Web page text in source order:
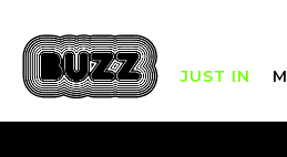
JUST IN